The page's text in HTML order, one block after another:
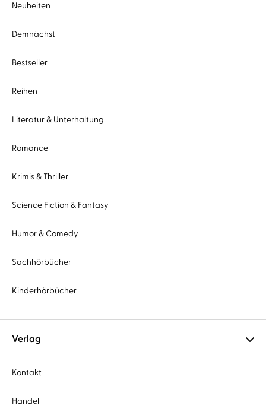
Neuheiten
Demnächst
Bestseller
Reihen
Literatur & Unterhaltung
Romance
Krimis & Thriller
Science Fiction & Fantasy
Humor & Comedy
Sachhörbücher
Kinderhörbücher
Verlag
Kontakt
Handel